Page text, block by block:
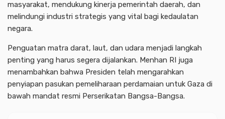
masyarakat, mendukung kinerja pemerintah daerah, dan
melindungi industri strategis yang vital bagi kedaulatan
negara.
Penguatan matra darat, laut, dan udara menjadi langkah
penting yang harus segera dijalankan. Menhan RI juga
menambahkan bahwa Presiden telah mengarahkan
penyiapan pasukan pemeliharaan perdamaian untuk Gaza di
bawah mandat resmi Perserikatan Bangsa-Bangsa.